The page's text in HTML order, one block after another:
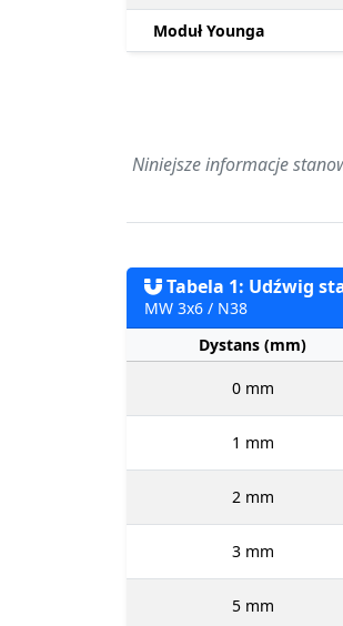
Moduł Younga
Niniejsze informacje
Tabela 1: Udźwig
MW 3x6 / N38
Dystans (mm)
0 mm
1 mm
2 mm
3 mm
5 mm